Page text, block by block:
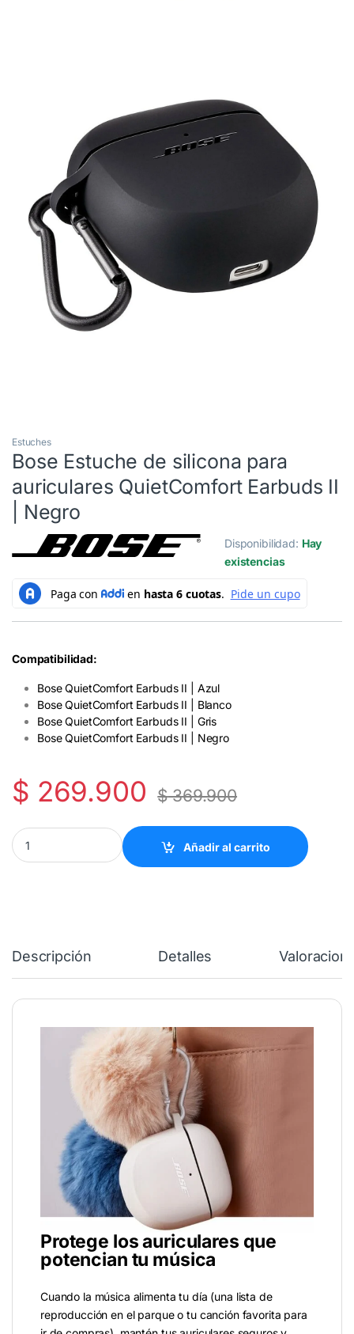
Estuches
Bose Estuche de silicona para
auriculares QuietComfort Earbuds II
| Negro
Disponibilidad: Hay
existencias
Compatibilidad:
Bose QuietComfort Earbuds II | Azul
Bose QuietComfort Earbuds II | Blanco
Bose QuietComfort Earbuds II | Gris
Bose QuietComfort Earbuds II | Negro
$ 269.900 $369.900
Bose Estuche de silicona para auriculares QuietComfort
Añadir al carrito
Descripción Detalles
Protege los auriculares que
potencian tu música
Cuando la música alimenta tu día (una lista de
reproducción en el parque o tu canción favorita para